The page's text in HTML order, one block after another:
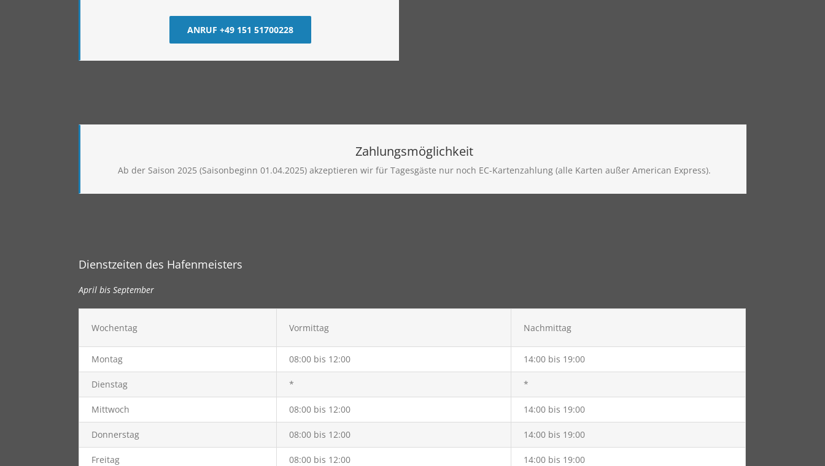
ANRUF +49 151 51700228
Zahlungsmöglichkeit
Ab der Saison 2025 (Saisonbeginn 01.04.2025) akzeptieren wir für Tagesgäste nur noch EC-Kartenzahlung (alle Karten außer American Express).
Dienstzeiten des Hafenmeisters
April bis September
Wochentag Vormittag Nachmittag
Montag 08:00 bis 12:00 14:00 bis 19:00
Dienstag * *
Mittwoch 08:00 bis 12:00 14:00 bis 19:00
Donnerstag 08:00 bis 12:00 14:00 bis 19:00
Freitag 08:00 bis 12:00 14:00 bis 19:00